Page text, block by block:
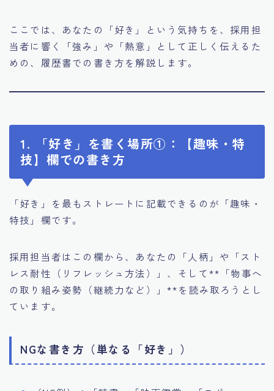
ここでは、あなたの「好き」という気持ちを、採用担
当者に響く「強み」や「熱意」として正しく伝えるた
めの、履歴書での書き方を解説します。
1. 「好き」を書く場所①：【趣味・特
技】欄での書き方
「好き」を最もストレートに記載できるのが「趣味・
特技」欄です。
採用担当者はこの欄から、あなたの「人柄」や「スト
レス耐性（リフレッシュ方法）」、そして**「物事へ
の取り組み姿勢（継続力など）」**を読み取ろうとし
ています。
NGな書き方（単なる「好き」）